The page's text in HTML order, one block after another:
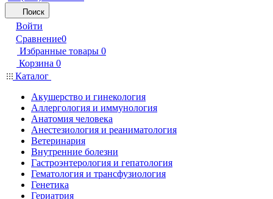
Поиск
Войти
Сравнение0
Избранные товары 0
Корзина 0
Каталог
Акушерство и гинекология
Аллергология и иммунология
Анатомия человека
Анестезиология и реаниматология
Ветеринария
Внутренние болезни
Гастроэнтерология и гепатология
Гематология и трансфузиология
Генетика
Гериатрия